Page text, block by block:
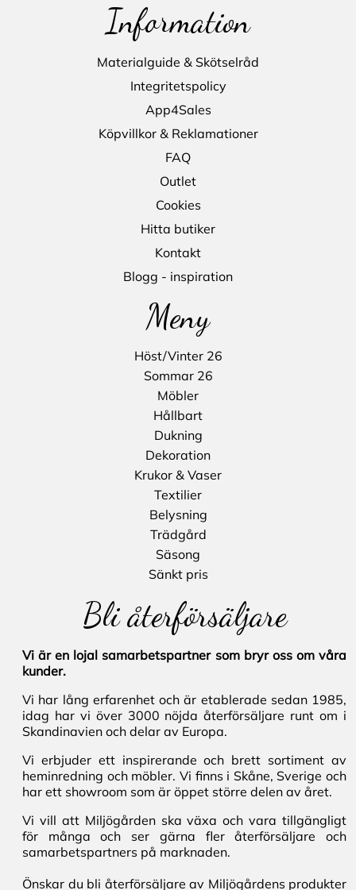
Information
Materialguide & Skötselråd
Integritetspolicy
App4Sales
Köpvillkor & Reklamationer
FAQ
Outlet
Cookies
Hitta butiker
Kontakt
Blogg - inspiration
Meny
Höst/Vinter 26
Sommar 26
Möbler
Hållbart
Dukning
Dekoration
Krukor & Vaser
Textilier
Belysning
Trädgård
Säsong
Sänkt pris
Bli återförsäljare
Vi är en lojal samarbetspartner som bryr oss om våra
kunder.
Vi har lång erfarenhet och är etablerade sedan 1985,
idag har vi över 3000 nöjda återförsäljare runt om i
Skandinavien och delar av Europa.
Vi erbjuder ett inspirerande och brett sortiment av
heminredning och möbler. Vi finns i Skåne, Sverige och
har ett showroom som är öppet större delen av året.
Vi vill att Miljögården ska växa och vara tillgängligt
för många och ser gärna fler återförsäljare och
samarbetspartners på marknaden.
Önskar du bli återförsäljare av Miljögårdens produkter